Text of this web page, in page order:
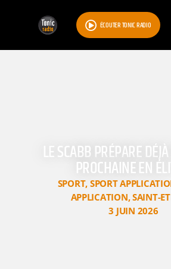
ÉCOUTER TONIC RADIO
LE SCABB PRÉPARE
PROCHAINE EN
SPORT, SPORT
APPLICATION,SAINT-
3 JUIN 2026